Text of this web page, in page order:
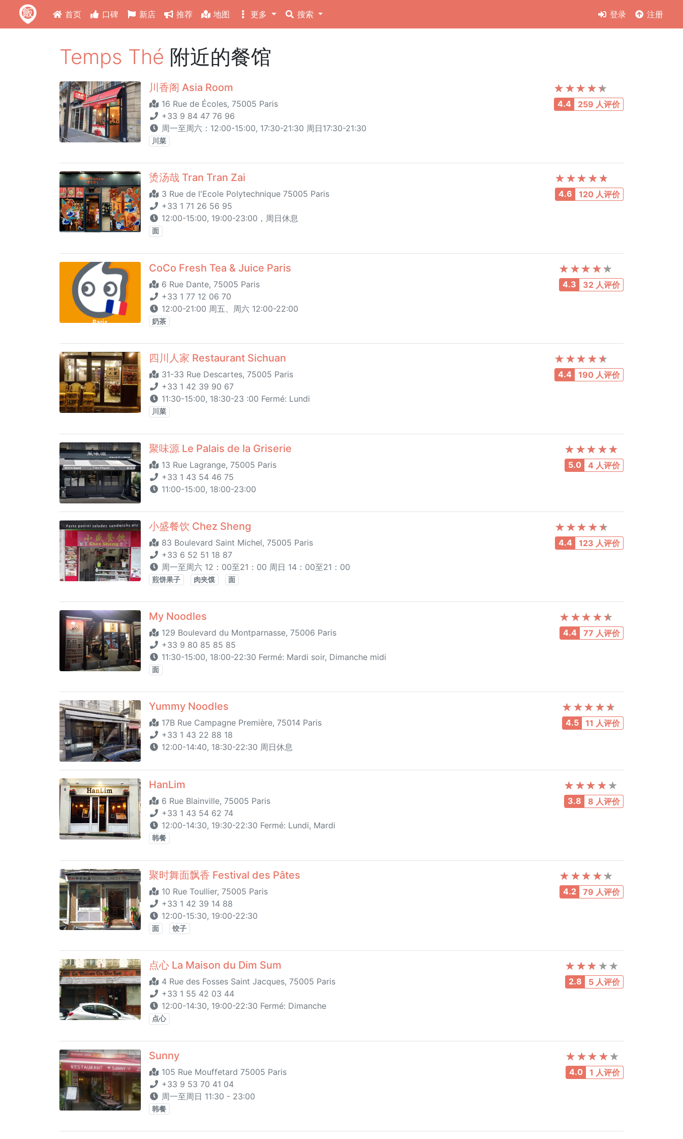
首页 口碑 新店 推荐 地图 更多 搜索 登录 注册
Temps Thé 附近的餐馆
4.4 259 人评价
川香阁 Asia Room
16 Rue de Écoles, 75005 Paris
+33 9 84 47 76 96
周一至周六：12:00-15:00, 17:30-21:30 周日17:30-21:30
川菜
4.6 120 人评价
烫汤哉 Tran Tran Zai
3 Rue de l'Ecole Polytechnique 75005 Paris
+33 1 71 26 56 95
12:00-15:00, 19:00-23:00，周日休息
面
4.3 32 人评价
CoCo Fresh Tea & Juice Paris
6 Rue Dante, 75005 Paris
+33 1 77 12 06 70
12:00-21:00 周五、周六 12:00-22:00
奶茶
4.4 190 人评价
四川人家 Restaurant Sichuan
31-33 Rue Descartes, 75005 Paris
+33 1 42 39 90 67
11:30-15:00, 18:30-23 :00 Fermé: Lundi
川菜
5.0 4 人评价
聚味源 Le Palais de la Griserie
13 Rue Lagrange, 75005 Paris
+33 1 43 54 46 75
11:00-15:00, 18:00-23:00
4.4 123 人评价
小盛餐饮 Chez Sheng
83 Boulevard Saint Michel, 75005 Paris
+33 6 52 51 18 87
周一至周六 12：00至21：00 周日 14：00至21：00
煎饼果子 肉夹馍 面
4.4 77 人评价
My Noodles
129 Boulevard du Montparnasse, 75006 Paris
+33 9 80 85 85 85
11:30-15:00, 18:00-22:30 Fermé: Mardi soir, Dimanche midi
面
4.5 11 人评价
Yummy Noodles
17B Rue Campagne Première, 75014 Paris
+33 1 43 22 88 18
12:00-14:40, 18:30-22:30 周日休息
3.8 8 人评价
HanLim
6 Rue Blainville, 75005 Paris
+33 1 43 54 62 74
12:00-14:30, 19:30-22:30 Fermé: Lundi, Mardi
韩餐
4.2 79 人评价
聚时舞面飘香 Festival des Pâtes
10 Rue Toullier, 75005 Paris
+33 1 42 39 14 88
12:00-15:30, 19:00-22:30
面 饺子
2.8 5 人评价
点心 La Maison du Dim Sum
4 Rue des Fosses Saint Jacques, 75005 Paris
+33 1 55 42 03 44
12:00-14:30, 19:00-22:30 Fermé: Dimanche
点心
4.0 1 人评价
Sunny
105 Rue Mouffetard 75005 Paris
+33 9 53 70 41 04
周一至周日 11:30 - 23:00
韩餐